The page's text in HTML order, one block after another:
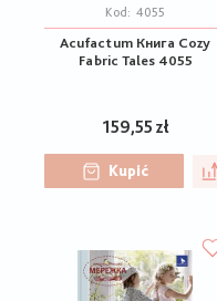
Kod: 4055
Acufactum Книга Cozy
Fabric Tales 4055
159,55 zł
Kupić